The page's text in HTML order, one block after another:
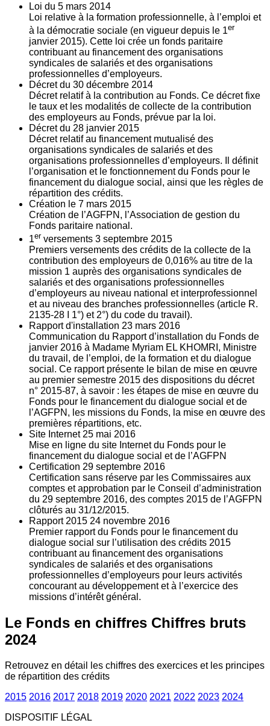
Loi du 5 mars 2014
Loi relative à la formation professionnelle, à l’emploi et
à la démocratie sociale (en vigueur depuis le 1er
janvier 2015). Cette loi crée un fonds paritaire
contribuant au financement des organisations
syndicales de salariés et des organisations
professionnelles d’employeurs.
Décret du 30 décembre 2014
Décret relatif à la contribution au Fonds. Ce décret fixe
le taux et les modalités de collecte de la contribution
des employeurs au Fonds, prévue par la loi.
Décret du 28 janvier 2015
Décret relatif au financement mutualisé des
organisations syndicales de salariés et des
organisations professionnelles d’employeurs. Il définit
l’organisation et le fonctionnement du Fonds pour le
financement du dialogue social, ainsi que les règles de
répartition des crédits.
Création le 7 mars 2015
Création de l’AGFPN, l’Association de gestion du
Fonds paritaire national.
1er versements 3 septembre 2015
Premiers versements des crédits de la collecte de la
contribution des employeurs de 0,016% au titre de la
mission 1 auprès des organisations syndicales de
salariés et des organisations professionnelles
d’employeurs au niveau national et interprofessionnel
et au niveau des branches professionnelles (article R.
2135‐28 I 1°) et 2°) du code du travail).
Rapport d'installation 23 mars 2016
Communication du Rapport d’installation du Fonds de
janvier 2016 à Madame Myriam EL KHOMRI, Ministre
du travail, de l’emploi, de la formation et du dialogue
social. Ce rapport présente le bilan de mise en œuvre
au premier semestre 2015 des dispositions du décret
n° 2015-87, à savoir : les étapes de mise en œuvre du
Fonds pour le financement du dialogue social et de
l’AGFPN, les missions du Fonds, la mise en œuvre des
premières répartitions, etc.
Site Internet 25 mai 2016
Mise en ligne du site Internet du Fonds pour le
financement du dialogue social et de l’AGFPN
Certification 29 septembre 2016
Certification sans réserve par les Commissaires aux
comptes et approbation par le Conseil d’administration
du 29 septembre 2016, des comptes 2015 de l’AGFPN
clôturés au 31/12/2015.
Rapport 2015 24 novembre 2016
Premier rapport du Fonds pour le financement du
dialogue social sur l’utilisation des crédits 2015
contribuant au financement des organisations
syndicales de salariés et des organisations
professionnelles d’employeurs pour leurs activités
concourant au développement et à l’exercice des
missions d’intérêt général.
Le Fonds en chiffres Chiffres bruts
2024
Retrouvez en détail les chiffres des exercices et les principes
de répartition des crédits
2015 2016 2017 2018 2019 2020 2021 2022 2023 2024
DISPOSITIF LÉGAL